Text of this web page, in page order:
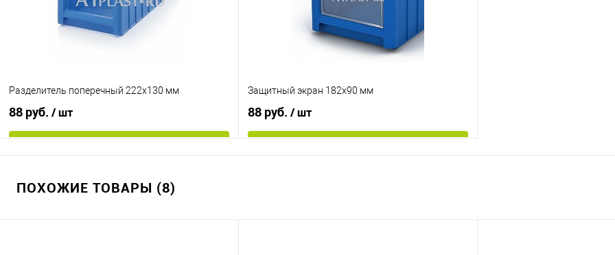
Разделитель поперечный 222х130 мм
88 руб. / шт
Купить в 1 клик
К сравнению
Защитный экран 182х90 мм
88 руб. / шт
ПОХОЖИЕ ТОВАРЫ (8)